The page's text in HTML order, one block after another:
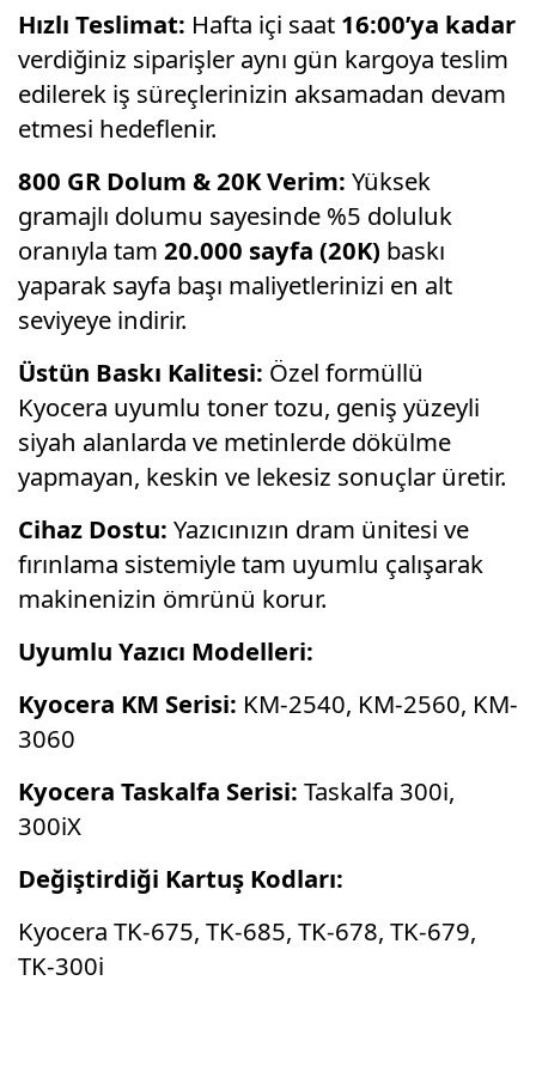
Hızlı Teslimat: Hafta içi saat 16:00’ya kadar
verdiğiniz siparişler aynı gün kargoya teslim
edilerek iş süreçlerinizin aksamadan devam
etmesi hedeflenir.
800 GR Dolum & 20K Verim: Yüksek
gramajlı dolumu sayesinde %5 doluluk
oranıyla tam 20.000 sayfa (20K) baskı
yaparak sayfa başı maliyetlerinizi en alt
seviyeye indirir.
Üstün Baskı Kalitesi: Özel formüllü
Kyocera uyumlu toner tozu, geniş yüzeyli
siyah alanlarda ve metinlerde dökülme
yapmayan, keskin ve lekesiz sonuçlar üretir.
Cihaz Dostu: Yazıcınızın dram ünitesi ve
fırınlama sistemiyle tam uyumlu çalışarak
makinenizin ömrünü korur.
Uyumlu Yazıcı Modelleri:
Kyocera KM Serisi: KM-2540, KM-2560, KM-
3060
Kyocera Taskalfa Serisi: Taskalfa 300i,
300iX
Değiştirdiği Kartuş Kodları:
Kyocera TK-675, TK-685, TK-678, TK-679,
TK-300i